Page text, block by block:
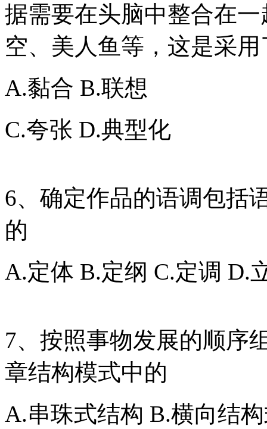
据需要在头脑中整合在
空、美人鱼等，这是采
A.黏合 B.联想
C.夸张 D.典型化
6、确定作品的语调包括
的
A.定体 B.定纲 C.定调 D.
7、按照事物发展的顺序
章结构模式中的
A.串珠式结构 B.横向结